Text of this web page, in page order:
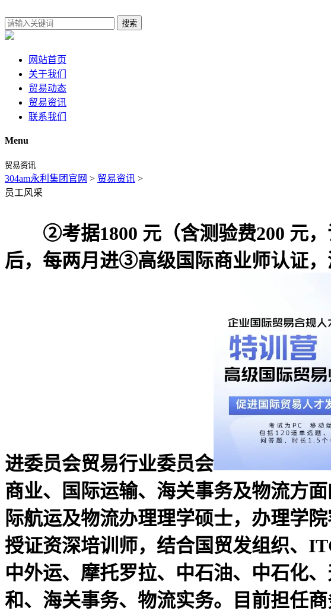
搜索
网站首页
关于我们
贸易动态
贸易资讯
联系我们
Menu
贸易资讯
304am永利集团官网 > 贸易资讯 >
员工风采
②考据1800 元（含测验费200 元，
后，每两月进③高级国际商业师认证
进委员会贸易行业委员会
商业、国际运输、海关事务及物流方
际航运及物流办理理学硕士，办理学
授证资深培训师，结合国贸发组织、
中外运、摩托罗拉、中石油、中石化
和、海关事务、物流实务。目前担任